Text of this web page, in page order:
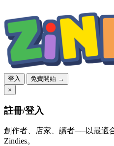
登入
免費開始 →
×
註冊/登入
創作者、店家、讀者──以最適
Zindies。